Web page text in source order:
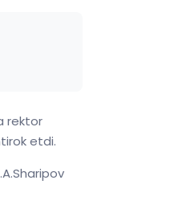
rektor
etdi.